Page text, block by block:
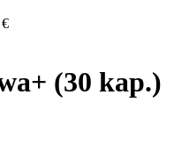
€
(30 kap.)